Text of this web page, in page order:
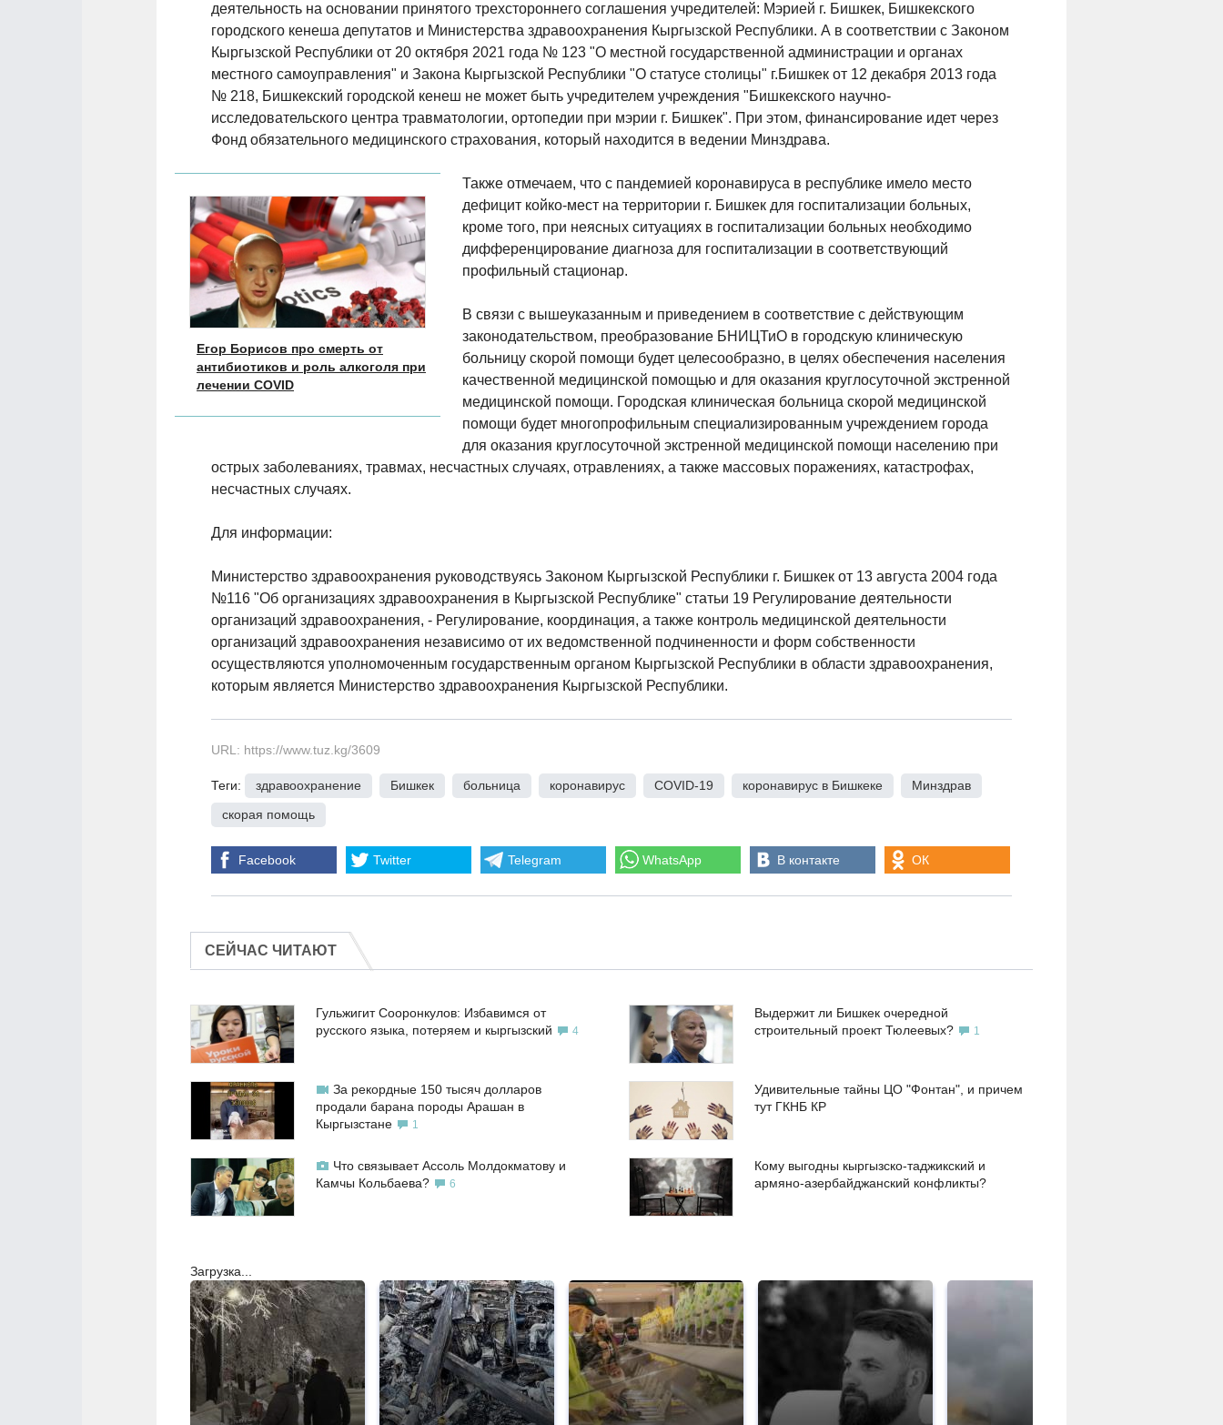
деятельность на основании принятого трехстороннего соглашения учредителей: Мэрией г. Бишкек, Бишкекского
городского кенеша депутатов и Министерства здравоохранения Кыргызской Республики. А в соответствии с Законом
Кыргызской Республики от 20 октября 2021 года № 123 "О местной государственной администрации и органах
местного самоуправления" и Закона Кыргызской Республики "О статусе столицы" г.Бишкек от 12 декабря 2013 года
№ 218, Бишкекский городской кенеш не может быть учредителем учреждения "Бишкекского научно-
исследовательского центра травматологии, ортопедии при мэрии г. Бишкек". При этом, финансирование идет через
Фонд обязательного медицинского страхования, который находится в ведении Минздрава.
Егор Борисов про смерть от
антибиотиков и роль алкоголя при
лечении COVID
Также отмечаем, что с пандемией коронавируса в республике имело место
дефицит койко-мест на территории г. Бишкек для госпитализации больных,
кроме того, при неясных ситуациях в госпитализации больных необходимо
дифференцирование диагноза для госпитализации в соответствующий
профильный стационар.
В связи с вышеуказанным и приведением в соответствие с действующим
законодательством, преобразование БНИЦТиО в городскую клиническую
больницу скорой помощи будет целесообразно, в целях обеспечения населения
качественной медицинской помощью и для оказания круглосуточной экстренной
медицинской помощи. Городская клиническая больница скорой медицинской
помощи будет многопрофильным специализированным учреждением города
для оказания круглосуточной экстренной медицинской помощи населению при
острых заболеваниях, травмах, несчастных случаях, отравлениях, а также массовых поражениях, катастрофах,
несчастных случаях.
Для информации:
Министерство здравоохранения руководствуясь Законом Кыргызской Республики г. Бишкек от 13 августа 2004 года
№116 "Об организациях здравоохранения в Кыргызской Республике" статьи 19 Регулирование деятельности
организаций здравоохранения, - Регулирование, координация, а также контроль медицинской деятельности
организаций здравоохранения независимо от их ведомственной подчиненности и форм собственности
осуществляются уполномоченным государственным органом Кыргызской Республики в области здравоохранения,
которым является Министерство здравоохранения Кыргызской Республики.
URL: https://www.tuz.kg/3609
Теги: здравоохранение Бишкек больница коронавирус COVID-19 коронавирус в Бишкеке Минздрав
скорая помощь
Facebook Twitter Telegram WhatsApp В контакте ОК
СЕЙЧАС ЧИТАЮТ
Гульжигит Сооронкулов: Избавимся от
русского языка, потеряем и кыргызский
4
Выдержит ли Бишкек очередной
строительный проект Тюлеевых?
1
За рекордные 150 тысяч долларов
продали барана породы Арашан в
Кыргызстане
1
Удивительные тайны ЦО "Фонтан", и причем
тут ГКНБ КР
Что связывает Ассоль Молдокматову и
Камчы Кольбаева?
6
Кому выгодны кыргызско-таджикский и
армяно-азербайджанский конфликты?
Загрузка...